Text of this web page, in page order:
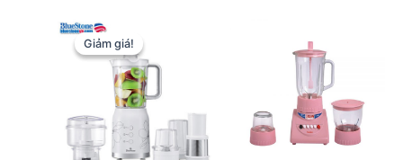
Giảm giá!
Giảm giá!